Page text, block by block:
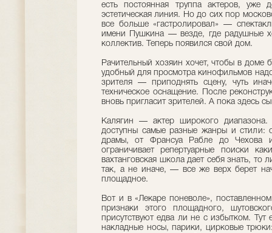
есть постоянная труппа актеров, уже
эстетическая линия. Но до сих пор
все больше «гастролировал» —
имени Пушкина — везде, где радушные
коллектив. Теперь появился свой дом.
Рачительный хозяин хочет, чтобы в
удобный для просмотра кинофильмов
зрителя — приподнять сцену, чуть
техническое оснащение. После
вновь пригласит зрителей. А пока здесь
Калягин — актер широкого
доступны самые разные жанры и стили:
драмы, от Франсуа Рабле до Чехова
ограничивает репертуарные поиски
вахтанговская школа дает себя знать, то
так, а не иначе, — все же верх берет
площадное.
Вот и в «Лекаре поневоле»,
признаки этого площадного,
присутствуют едва ли не с избытком.
накладные носы, парики, цирковые